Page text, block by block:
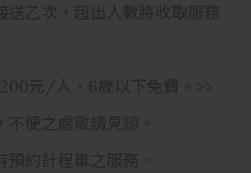
乙次，超出人數將收取服務
元/人、6歲以下免費。>>
便之處敬請見諒。
約計程車之服務。